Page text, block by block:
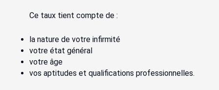
Ce taux tient compte de :
la nature de votre infirmité
votre état général
votre âge
vos aptitudes et qualifications professionnelles.